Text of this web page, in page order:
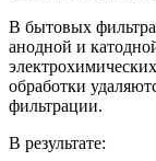
В бытовых
анодной и
обработки
фильтрации.
В результате: